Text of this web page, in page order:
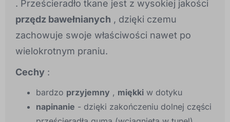
. Prześcieradło tkane jest z wysokiej jakości
przędz bawełnianych , dzięki czemu
zachowuje swoje właściwości nawet po
wielokrotnym praniu.
Cechy :
bardzo przyjemny , miękki w dotyku
napinanie - dzięki zakończeniu dolnej części